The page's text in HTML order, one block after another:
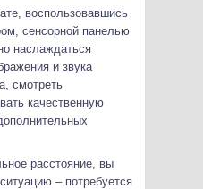
воспользовавшись
сенсорной панелью
наслаждаться
и звука
смотреть
качественную
расстояние, вы
– потребуется